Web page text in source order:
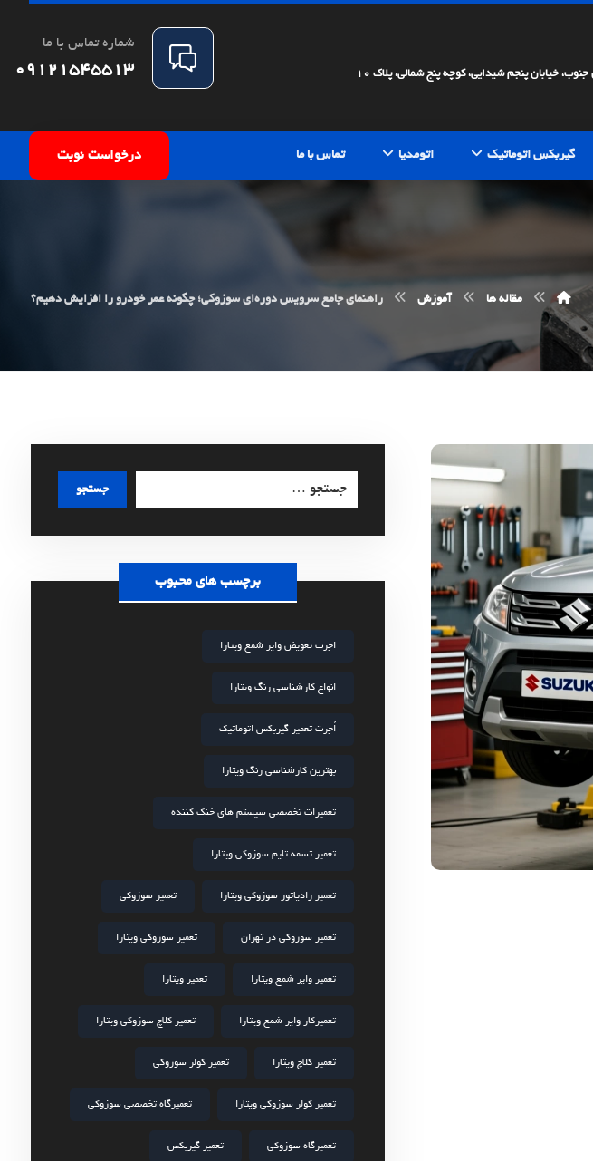
خیابان پنجم شیدایی، کوچه پنج شمالی، پلاک 10
شماره تماس با ما
09121545513
گیربکس اتوماتیک اتومدیا تماس با ما درخواست نوبت
مقاله ها آموزش راهنمای جامع سرویس دوره‌ای سوزوکی؛ چگونه عمر خودرو را افزایش دهیم؟
جستجو
برچسب های محبوب
اجرت تعویض وایر شمع ویتارا
انواع کارشناسی رنگ ویتارا
اُجرت تعمیر گیربکس اتوماتیک
بهترین کارشناسی رنگ ویتارا
تعمیرات تخصصی سیستم های خنک کننده
تعمیر تسمه تایم سوزوکی ویتارا
تعمیر رادیاتور سوزوکی ویتارا تعمیر سوزوکی
تعمیر سوزوکی در تهران تعمیر سوزوکی ویتارا
تعمیر وایر شمع ویتارا تعمیر ویتارا
تعمیرکار وایر شمع ویتارا تعمیر کلاچ سوزوکی ویتارا
تعمیر کلاچ ویتارا تعمیر کولر سوزوکی
تعمیر کولر سوزوکی ویتارا تعمیرگاه تخصصی سوزوکی
تعمیرگاه سوزوکی تعمیر گیربکس